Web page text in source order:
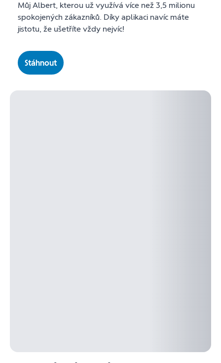
Můj Albert, kterou už využívá více než 3,5 milionu
spokojených zákazníků. Díky aplikaci navíc máte
jistotu, že ušetříte vždy nejvíc!
Stáhnout